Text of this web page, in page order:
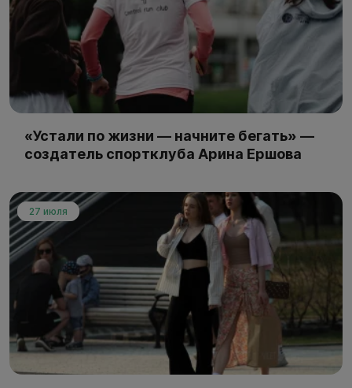
«Устали по жизни — начните бегать» —
создатель спортклуба Арина Ершова
27 июля